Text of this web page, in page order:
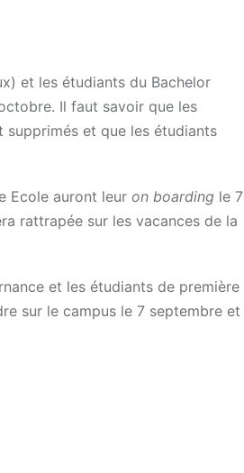
et les étudiants du Bachelor
Il faut savoir que les
supprimés et que les étudiants
Ecole auront leur on boarding le 7
rattrapée sur les vacances de la
et les étudiants de première
sur le campus le 7 septembre et